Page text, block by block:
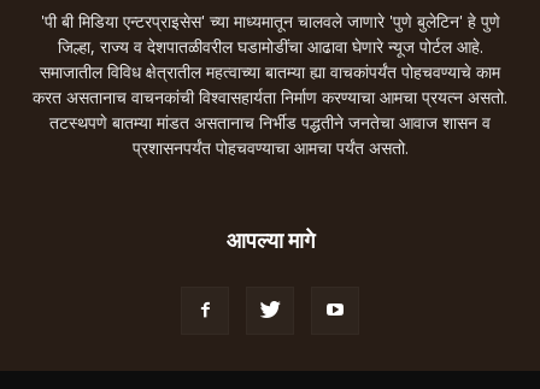
'पी बी मिडिया एन्टरप्राइसेस' च्या माध्यमातून चालवले जाणारे 'पुणे बुलेटिन' हे पुणे
जिल्हा, राज्य व देशपातळीवरील घडामोडींचा आढावा घेणारे न्यूज पोर्टल आहे.
समाजातील विविध क्षेत्रातील महत्वाच्या बातम्या ह्या वाचकांपर्यंत पोहचवण्याचे काम
करत असतानाच वाचनकांची विश्वासहार्यता निर्माण करण्याचा आमचा प्रयत्न असतो.
तटस्थपणे बातम्या मांडत असतानाच निर्भीड पद्धतीने जनतेचा आवाज शासन व
प्रशासनपर्यंत पोहचवण्याचा आमचा पर्यंत असतो.
आपल्या मागे